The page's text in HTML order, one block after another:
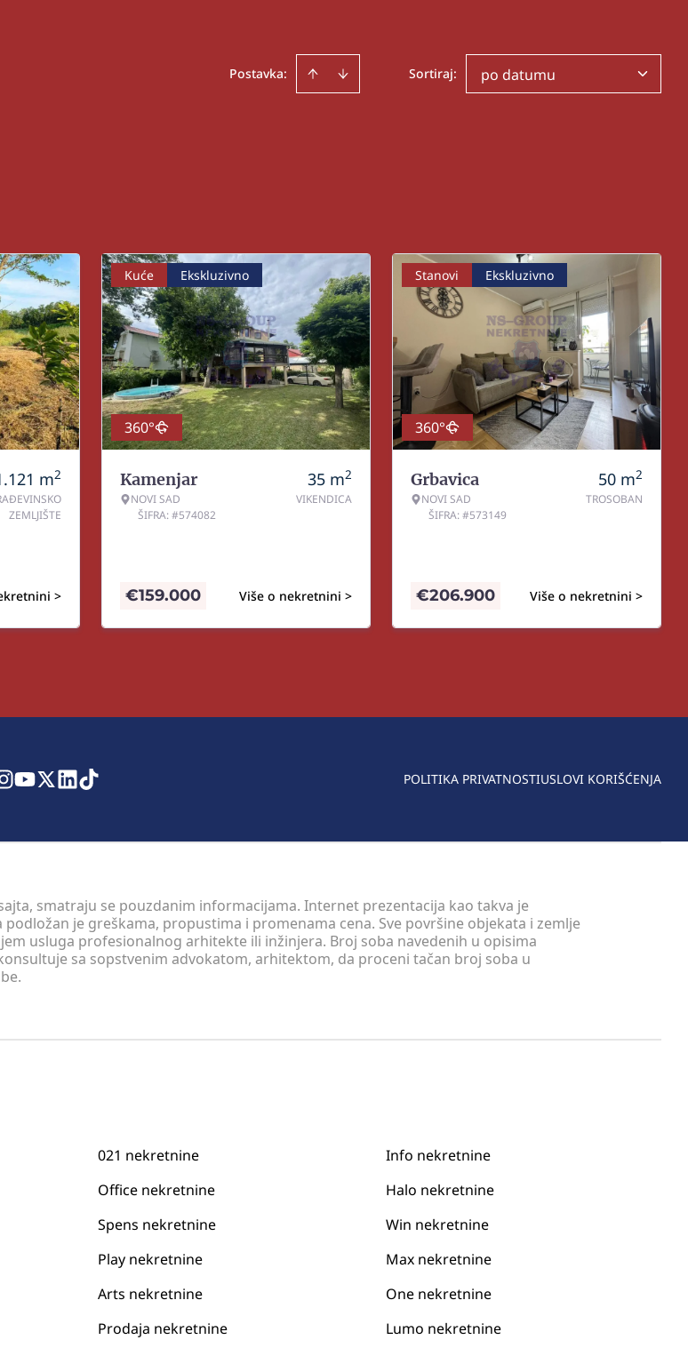
Postavka: Sortiraj: po datumu
m2
ZEMLJIŠTE
>
Kuće Ekskluzivno
360°
Kamenjar
NOVI SAD
ŠIFRA: #574082
35 m2
VIKENDICA
Više o nekretnini >
€159.000
Stanovi Ekskluzivno
360°
Grbavica
NOVI SAD
ŠIFRA: #573149
50 m2
TROSOBAN
Više o nekretnini >
€206.900
POLITIKA PRIVATNOSTIUSLOVI KORIŠĆENJA
smatraju se pouzdanim informacijama. Internet prezentacija kao takva je
je greškama, propustima i promenama cena. Sve površine objekata i zemlje
usluga profesionalnog arhitekte ili inžinjera. Broj soba navedenih u opisima
sa sopstvenim advokatom, arhitektom, da proceni tačan broj soba u
021 nekretnine
Info nekretnine
Office nekretnine
Halo nekretnine
Spens nekretnine
Win nekretnine
Play nekretnine
Max nekretnine
Arts nekretnine
One nekretnine
Prodaja nekretnine Lumo nekretnine